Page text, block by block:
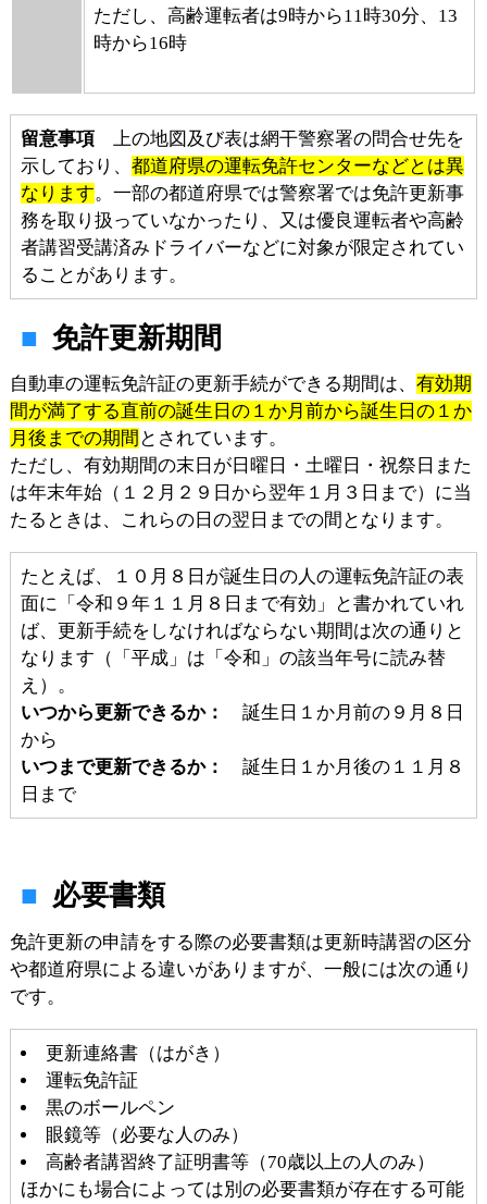
ただし、高齢運転者は9時から11時30分、13
時から16時
留意事項上の地図及び表は網干警察署の問合せ先を
示しており、 都道府県の運転免許センターなどとは異
なります。一部の都道府県では警察署では免許更新事
務を取り扱っていなかったり、又は優良運転者や高齢
者講習受講済みドライバーなどに対象が限定されてい
ることがあります。
免許更新期間
自動車の運転免許証の更新手続ができる期間は、 有効期
間が満了する直前の誕生日の１か月前から誕生日の１か
月後までの期間 とされています。
ただし、有効期間の末日が日曜日・土曜日・祝祭日また
は年末年始（１２月２９日から翌年１月３日まで）に当
たるときは、これらの日の翌日までの間となります。
たとえば、１０月８日が誕生日の人の運転免許証の表
面に「令和９年１１月８日まで有効」と書かれていれ
ば、更新手続をしなければならない期間は次の通りと
なります（「平成」は「令和」の該当年号に読み替
え）。
いつから更新できるか：
誕生日１か月前の９月８日
から
いつまで更新できるか：
誕生日１か月後の１１月８
日まで
必要書類
免許更新の申請をする際の必要書類は更新時講習の区分
や都道府県による違いがありますが、一般には次の通り
です。
更新連絡書（はがき）
運転免許証
黒のボールペン
眼鏡等（必要な人のみ）
高齢者講習終了証明書等（70歳以上の人のみ）
ほかにも場合によっては別の必要書類が存在する可能